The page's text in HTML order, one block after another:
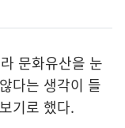
문화유산을 눈
다는 생각이 들
기로 했다.